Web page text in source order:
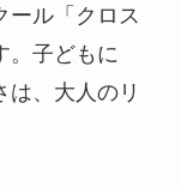
ール「クロス
。子どもに
は、大人のリ